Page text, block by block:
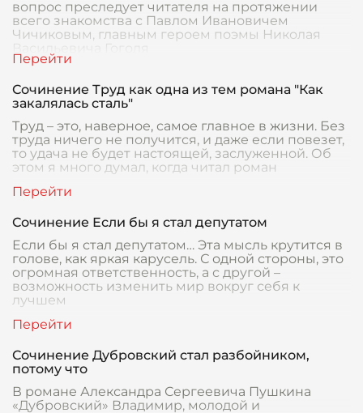
вопрос преследует читателя на протяжении
всего знакомства с Павлом Ивановичем
Чичиковым, главным героем поэмы Николая
Васильевича Гоголя
Сочинение Труд как одна из тем романа "Как
закалялась сталь"
Труд – это, наверное, самое главное в жизни. Без
труда ничего не получится, и даже если повезет,
то удача не будет настоящей, заслуженной. Об
этом я много думал, когда читал роман
Сочинение Если бы я стал депутатом
Если бы я стал депутатом… Эта мысль крутится в
голове, как яркая карусель. С одной стороны, это
огромная ответственность, а с другой –
возможность изменить мир вокруг себя к
лучшем
Сочинение Дубровский стал разбойником,
потому что
В романе Александра Сергеевича Пушкина
«Дубровский» Владимир, молодой и